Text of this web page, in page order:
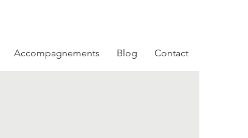
Accompagnements Blog Contact